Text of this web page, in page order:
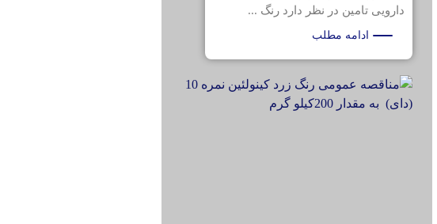
دارویی تامین در نظر دارد رنگ ...
ادامه مطلب